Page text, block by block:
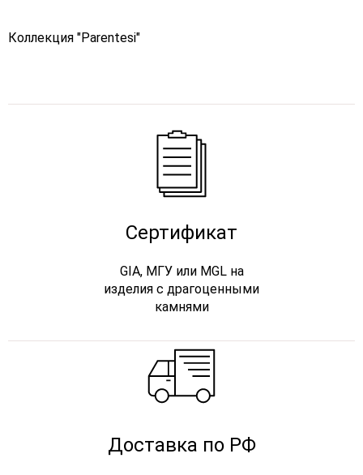
Коллекция "Parentesi"
Сертификат
GIA, МГУ или MGL на
изделия с драгоценными
камнями
Доставка по РФ